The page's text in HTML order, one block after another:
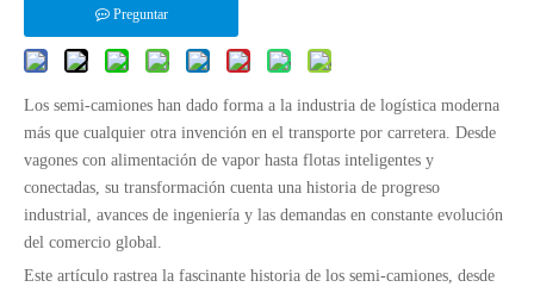
Preguntar
Los semi-camiones han dado forma a la industria de logística moderna
más que cualquier otra invención en el transporte por carretera. Desde
vagones con alimentación de vapor hasta flotas inteligentes y
conectadas, su transformación cuenta una historia de progreso
industrial, avances de ingeniería y las demandas en constante evolución
del comercio global.
Este artículo rastrea la fascinante historia de los semi-camiones, desde